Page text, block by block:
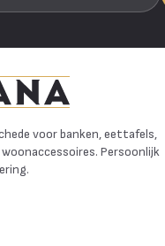
voor banken, eettafels,
Persoonlijk